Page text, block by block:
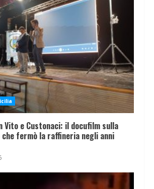
Vito e Custonaci: il docufilm sulla
fermò la raffineria negli anni